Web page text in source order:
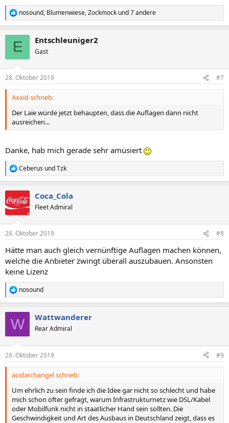
R
e
e
n
nosound, Blumenwiese,Zockmock und 7 andere
E Entschleuniger2
Gast
28. Oktober 2019 #7
Axxid schrieb:
Der Laie würde jetzt behaupten, dass die Auflagen dann nicht
ausreichen...
Danke, hab mich gerade sehr amüsiert
R
e
k
t
i
e
:
Ceberus undTzk
Coca_Cola
Fleet Admiral
28. Oktober 2019 #8
Hätte man auch gleich vernünftige Auflagen machen können,
welche die Anbieter zwingt überall auszubauen. Ansonsten
keine Lizenz
R
e
k
e
n
nosound
W Wattwanderer
Rear Admiral
28. Oktober 2019 #9
acidarchangel schrieb:
Um ehrlich zu sein finde ich die Idee gar nicht so schlecht und habe
mich schon öfter gefragt, warum Infrastrukturnetz wie DSL/Kabel
oder Mobilfunk nicht in staatlicher Hand sein sollten. Die
Geschwindigkeit und Art des Ausbaus in Deutschland zeigt, dass es